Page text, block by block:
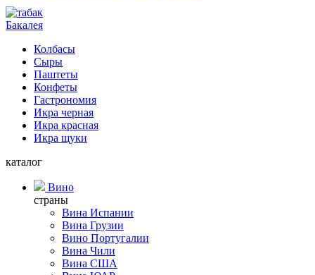
Бакалея
Колбасы
Сыры
Паштеты
Конфеты
Гастрономия
Икра черная
Икра красная
Икра щуки
каталог
Вино
страны
Вина Испании
Вина Грузии
Вино Португалии
Вина Чили
Вина США